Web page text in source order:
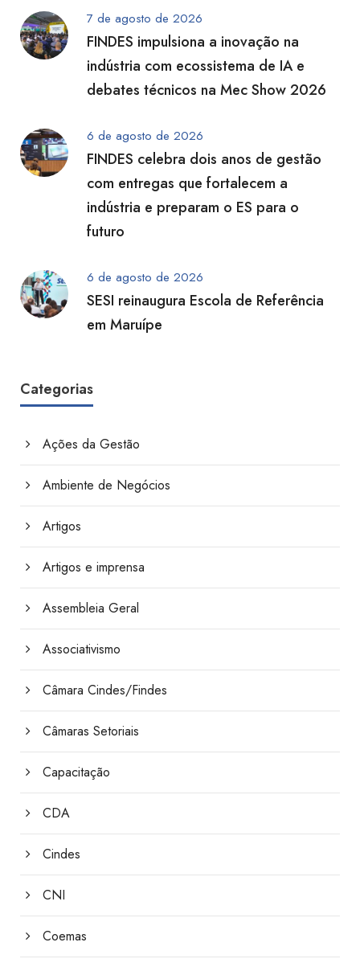
7 de agosto de 2026
FINDES impulsiona a inovação na
indústria com ecossistema de IA e
debates técnicos na Mec Show 2026
6 de agosto de 2026
FINDES celebra dois anos de gestão
com entregas que fortalecem a
indústria e preparam o ES para o
futuro
6 de agosto de 2026
SESI reinaugura Escola de Referência
em Maruípe
Categorias
Ações da Gestão
Ambiente de Negócios
Artigos
Artigos e imprensa
Assembleia Geral
Associativismo
Câmara Cindes/Findes
Câmaras Setoriais
Capacitação
CDA
Cindes
CNI
Coemas